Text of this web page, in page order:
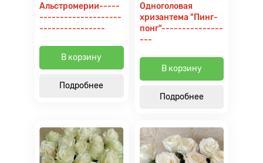
Альстромерии-----
--------------------
----------------
В корзину
Подробнее
Одноголовая
хризантема "Пинг-
понг"---------------
---
В корзину
Подробнее